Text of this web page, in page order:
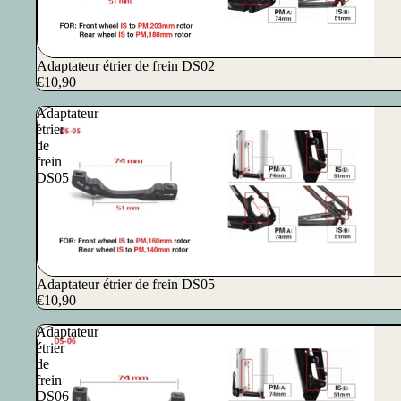
Adaptateur étrier de frein DS02
€10,90
Adaptateur
étrier
de
frein
DS05
Adaptateur étrier de frein DS05
€10,90
Adaptateur
étrier
de
frein
DS06